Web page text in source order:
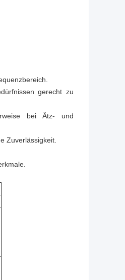
gerecht zu
bei Ätz- und
Zuverlässigkeit.